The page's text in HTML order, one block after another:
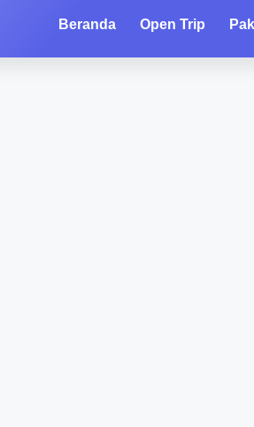
Beranda Open Trip